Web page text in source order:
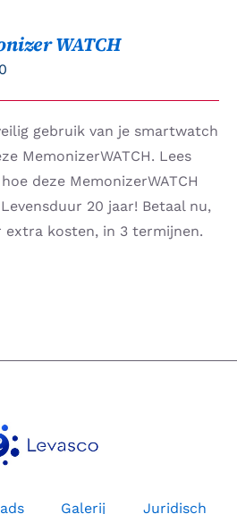
WATCH
gebruik van je smartwatch
MemonizerWATCH. Lees
deze MemonizerWATCH
20 jaar! Betaal nu,
extra kosten, in 3 termijnen.
Galerij Juridisch